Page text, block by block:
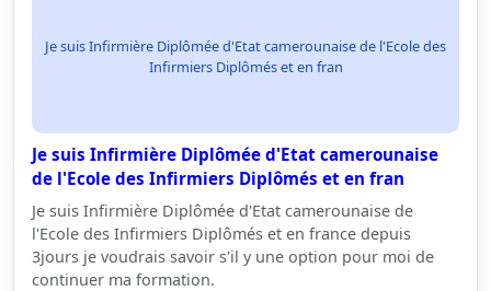
Je suis Infirmière Diplômée d'Etat camerounaise de l'Ecole des
Infirmiers Diplômés et en fran
Je suis Infirmière Diplômée d'Etat camerounaise
de l'Ecole des Infirmiers Diplômés et en fran
Je suis Infirmière Diplômée d'Etat camerounaise de
l'Ecole des Infirmiers Diplômés et en france depuis
3jours je voudrais savoir s'il y une option pour moi de
continuer ma formation.